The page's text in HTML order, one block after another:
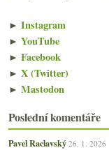
► Instagram
► YouTube
► Facebook
► X (Twitter)
► Mastodon
Poslední komentáře
Pavel Raclavský 26. 1. 2026